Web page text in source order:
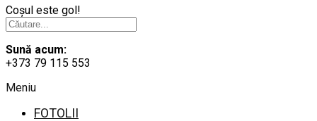
Coșul este gol!
Sună acum:
+373 79 115 553
Meniu
FOTOLII